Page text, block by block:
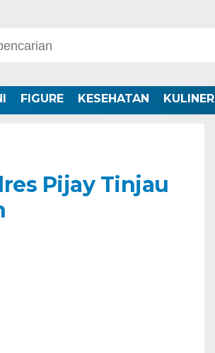
FIGURE KESEHATAN KULINER
Pijay Tinjau